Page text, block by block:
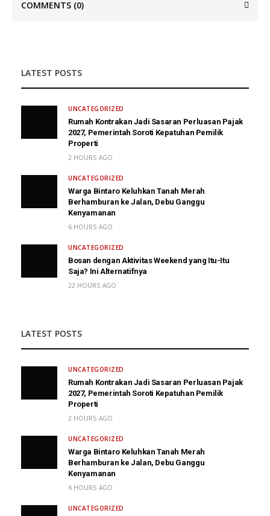
COMMENTS (0)
LATEST POSTS
UNCATEGORIZED
Rumah Kontrakan Jadi Sasaran Perluasan Pajak
2027, Pemerintah Soroti Kepatuhan Pemilik
Properti
2 HOURS AGO
UNCATEGORIZED
Warga Bintaro Keluhkan Tanah Merah
Berhamburan ke Jalan, Debu Ganggu
Kenyamanan
6 HOURS AGO
UNCATEGORIZED
Bosan dengan Aktivitas Weekend yang Itu-Itu
Saja? Ini Alternatifnya
22 HOURS AGO
LATEST POSTS
UNCATEGORIZED
Rumah Kontrakan Jadi Sasaran Perluasan Pajak
2027, Pemerintah Soroti Kepatuhan Pemilik
Properti
2 HOURS AGO
UNCATEGORIZED
Warga Bintaro Keluhkan Tanah Merah
Berhamburan ke Jalan, Debu Ganggu
Kenyamanan
6 HOURS AGO
UNCATEGORIZED